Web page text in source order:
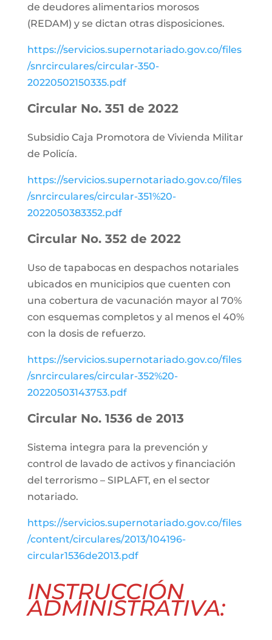
de deudores alimentarios morosos
(REDAM) y se dictan otras disposiciones.
https://servicios.supernotariado.gov.co/files
/snrcirculares/circular-350-
20220502150335.pdf
Circular No. 351 de 2022
Subsidio Caja Promotora de Vivienda Militar
de Policía.
https://servicios.supernotariado.gov.co/files
/snrcirculares/circular-351%20-
2022050383352.pdf
Circular No. 352 de 2022
Uso de tapabocas en despachos notariales
ubicados en municipios que cuenten con
una cobertura de vacunación mayor al 70%
con esquemas completos y al menos el 40%
con la dosis de refuerzo.
https://servicios.supernotariado.gov.co/files
/snrcirculares/circular-352%20-
20220503143753.pdf
Circular No. 1536 de 2013
Sistema integra para la prevención y
control de lavado de activos y financiación
del terrorismo – SIPLAFT, en el sector
notariado.
https://servicios.supernotariado.gov.co/files
/content/circulares/2013/104196-
circular1536de2013.pdf
INSTRUCCIÓN
ADMINISTRATIVA: